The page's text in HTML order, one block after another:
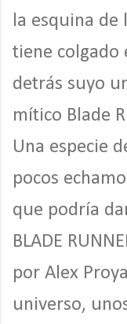
la esquina de
tiene colgado
detrás suyo
mítico Blade
Una especie
pocos
que podría
BLADE
por Alex
universo,